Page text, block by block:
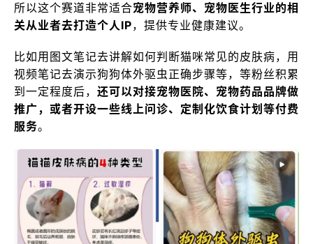
所以这个赛道非常适合宠物营养师、宠物医生行业的相
关从业者去打造个人IP，提供专业健康建议。
比如用图文笔记去讲解如何判断猫咪常见的皮肤病，用
视频笔记去演示狗狗体外驱虫正确步骤等，等粉丝积累
到一定程度后， 还可以对接宠物医院、宠物药品品牌做
推广，或者开设一些线上问诊、定制化饮食计划等付费
服务。